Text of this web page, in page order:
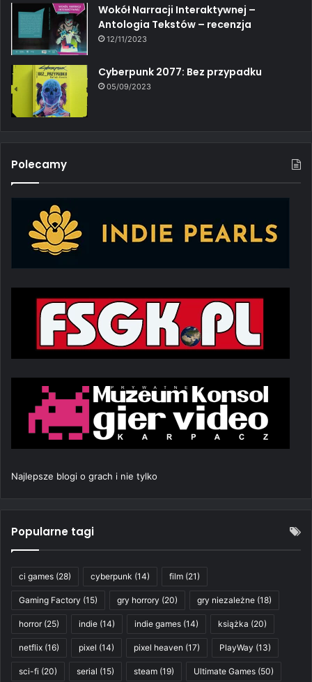
Wokół Narracji Interaktywnej –
Antologia Tekstów – recenzja
12/11/2023
Cyberpunk 2077: Bez przypadku
05/09/2023
Polecamy
Najlepsze blogi o grach i nie tylko
Popularne tagi
ci games (28) cyberpunk (14) film (21)
Gaming Factory (15) gry horrory (20) gry niezależne (18)
horror(25) indie (14) indie games (14) książka (20)
netflix (16) pixel (14) pixel heaven (17) PlayWay (13)
sci-fi (20) serial (15) steam (19) Ultimate Games (50)